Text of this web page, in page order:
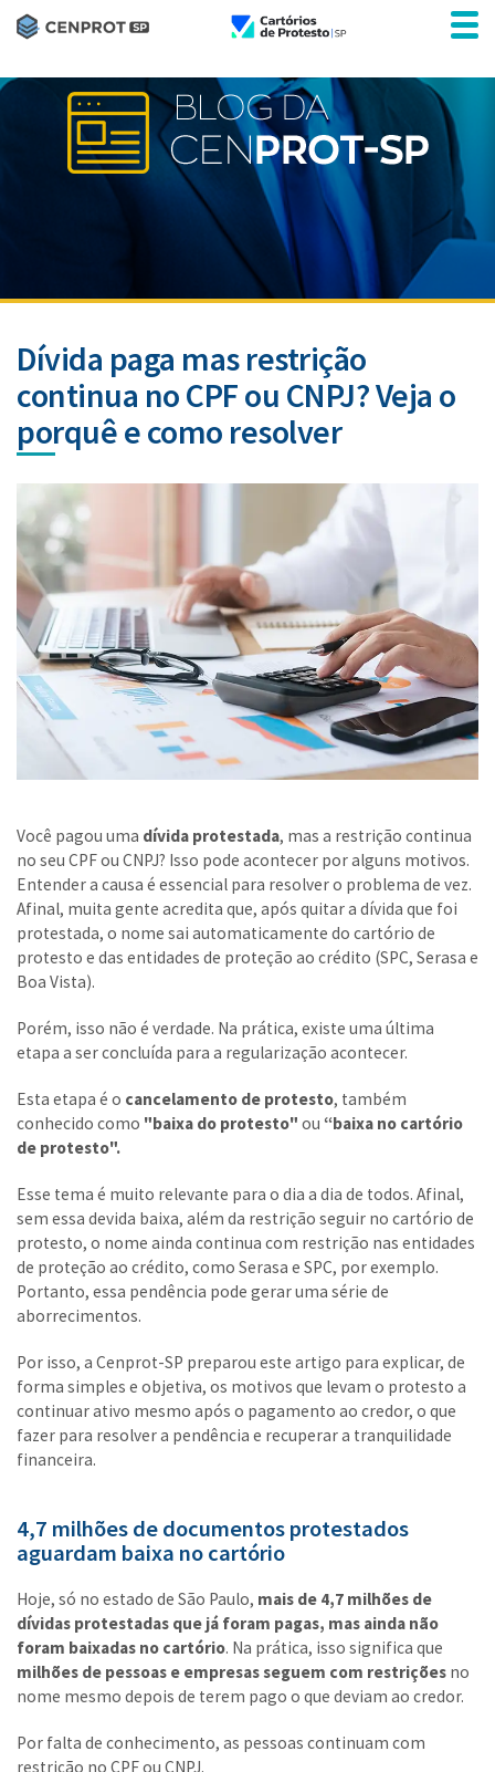
Dívida paga mas restrição
continua no CPF ou CNPJ? Veja o
porquê e como resolver
Você pagou uma dívida protestada, mas a restrição continua
no seu CPF ou CNPJ? Isso pode acontecer por alguns motivos.
Entender a causa é essencial para resolver o problema de vez.
Afinal, muita gente acredita que, após quitar a dívida que foi
protestada, o nome sai automaticamente do cartório de
protesto e das entidades de proteção ao crédito (SPC, Serasa e
Boa Vista).
Porém, isso não é verdade. Na prática, existe uma última
etapa a ser concluída para a regularização acontecer.
Esta etapa é o cancelamento de protesto, também
conhecido como "baixa do protesto" ou “baixa no cartório
de protesto".
Esse tema é muito relevante para o dia a dia de todos. Afinal,
sem essa devida baixa, além da restrição seguir no cartório de
protesto, o nome ainda continua com restrição nas entidades
de proteção ao crédito, como Serasa e SPC, por exemplo.
Portanto, essa pendência pode gerar uma série de
aborrecimentos.
Por isso, a Cenprot-SP preparou este artigo para explicar, de
forma simples e objetiva, os motivos que levam o protesto a
continuar ativo mesmo após o pagamento ao credor, o que
fazer para resolver a pendência e recuperar a tranquilidade
financeira.
4,7 milhões de documentos protestados
aguardam baixa no cartório
Hoje, só no estado de São Paulo, mais de 4,7 milhões de
dívidas protestadas que já foram pagas, mas ainda não
foram baixadas no cartório. Na prática, isso significa que
milhões de pessoas e empresas seguem com restrições no
nome mesmo depois de terem pago o que deviam ao credor.
Por falta de conhecimento, as pessoas continuam com
restrição no CPF ou CNPJ.